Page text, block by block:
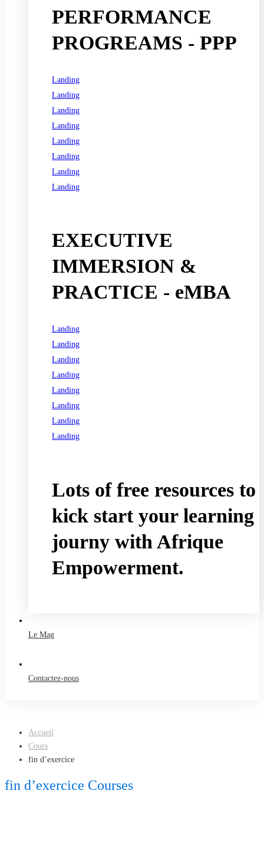
PERFORMANCE
PROGREAMS - PPP
Landing
Landing
Landing
Landing
Landing
Landing
Landing
Landing
EXECUTIVE
IMMERSION &
PRACTICE - eMBA
Landing
Landing
Landing
Landing
Landing
Landing
Landing
Landing
Lots of free resources to
kick start your learning
journy with Afrique
Empowerment.
Le Mag
Contactez-nous
Accueil
Cours
fin d’exercice
fin d’exercice Courses